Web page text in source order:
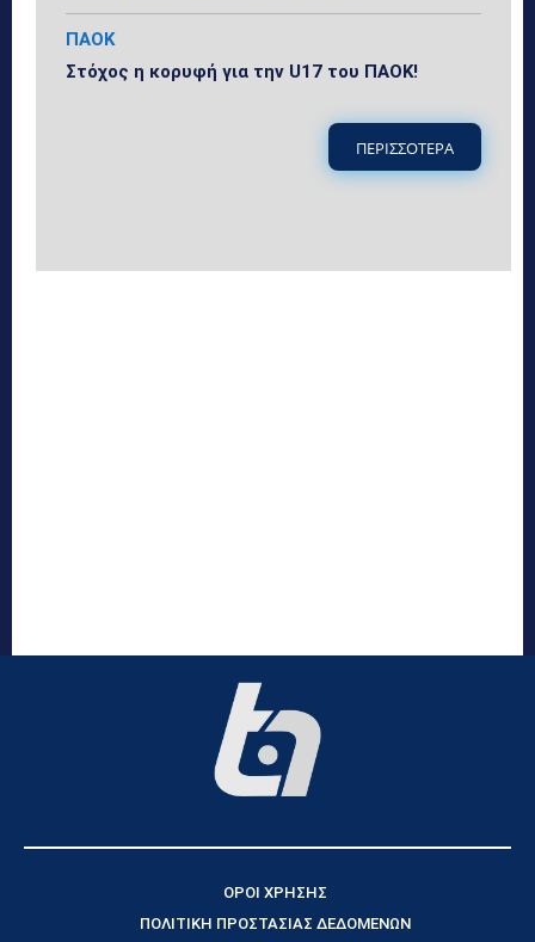
ΠΑΟΚ
Στόχος η κορυφή για την U17 του ΠΑΟΚ!
ΠΕΡΙΣΣΟΤΕΡΑ
ΟΡΟΙ ΧΡΗΣΗΣ
ΠΟΛΙΤΙΚΗ ΠΡΟΣΤΑΣΙΑΣ ΔΕΔΟΜΕΝΩΝ